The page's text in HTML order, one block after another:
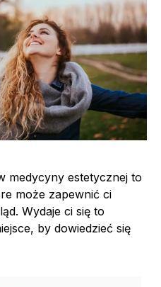
medycyny estetycznej to
może zapewnić ci
Wydaje ci się to
by dowiedzieć się